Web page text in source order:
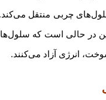
چربی منتقل
در حالی است که سلول‌ها
انرژی آزاد می‌کنند.